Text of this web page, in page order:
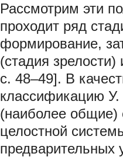
Рассмотрим эти
проходит ряд
формирование,
(стадия
с. 48–49]. В
классификацию
(наиболее общие)
целостной
предварительных